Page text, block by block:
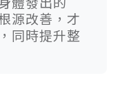
源改善，才
同時提升整